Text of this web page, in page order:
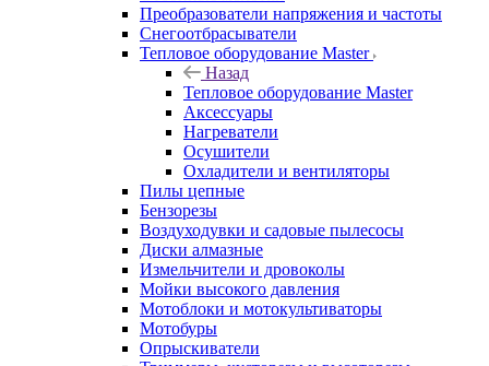
Преобразователи напряжения и частоты
Снегоотбрасыватели
Тепловое оборудование Master
Назад
Тепловое оборудование Master
Аксессуары
Нагреватели
Осушители
Охладители и вентиляторы
Пилы цепные
Бензорезы
Воздуходувки и садовые пылесосы
Диски алмазные
Измельчители и дровоколы
Мойки высокого давления
Мотоблоки и мотокультиваторы
Мотобуры
Опрыскиватели